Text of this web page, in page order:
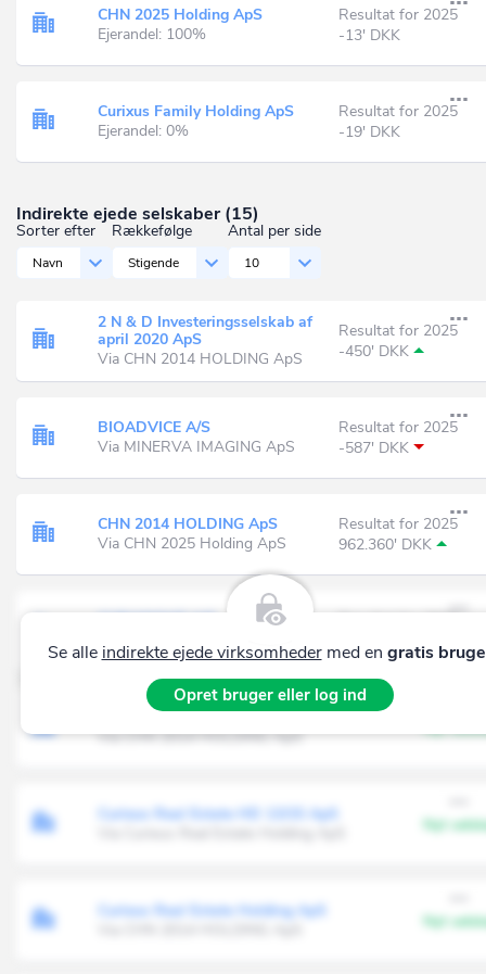
CHN 2025 Holding ApS
Ejerandel: 100%
Resultat for 2025
-13' DKK
Curixus Family Holding ApS
Ejerandel: 0%
Resultat for 2025
-19' DKK
Indirekte ejede selskaber (15)
Sorter efter
Navn
Rækkefølge
Stigende
Antal per side
10
2 N & D Investeringsselskab af
april 2020 ApS
Via CHN 2014 HOLDING ApS
Resultat for 2025
-450' DKK
BIOADVICE A/S
Via MINERVA IMAGING ApS
Resultat for 2025
-587' DKK
CHN 2014 HOLDING ApS
Via CHN 2025 Holding ApS
Resultat for 2025
962.360' DKK
-58.730' DKK
Curixus Alternative Investments K/S
Via CHN 2014 HOLDING ApS
Curixus Real Estate HD 13/15 ApS
Nyt
Curixus Real Estate Holding ApS
Nyt
Se alle indirekte ejede virksomhedermed en gratis
Opret bruger eller log ind